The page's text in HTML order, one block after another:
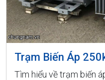
Trạm Biến Áp
Tìm hiểu về trạm biến